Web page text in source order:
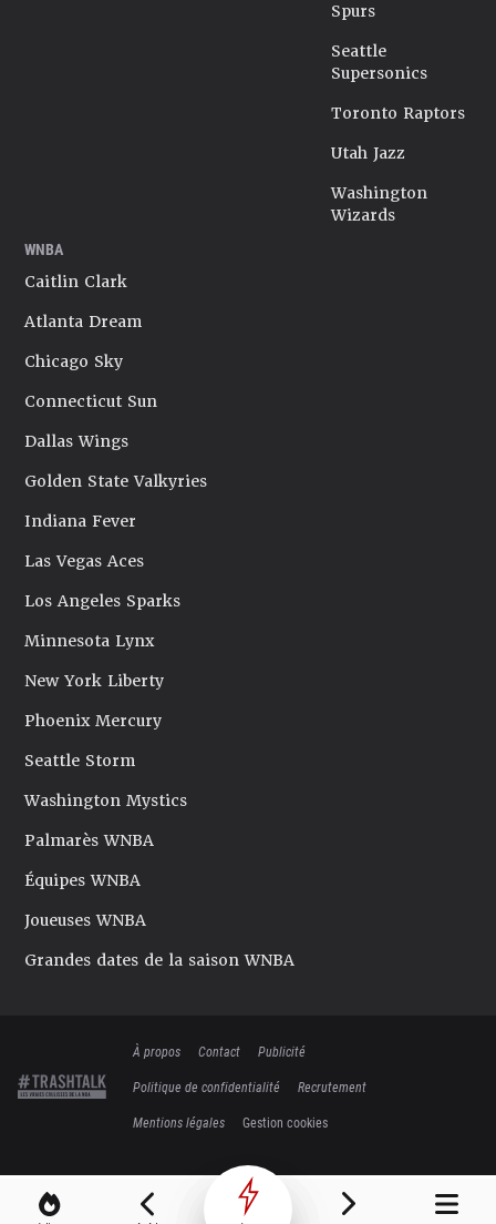
Spurs
Seattle
Supersonics
Toronto Raptors
Utah Jazz
Washington
Wizards
WNBA
Caitlin Clark
Atlanta Dream
Chicago Sky
Connecticut Sun
Dallas Wings
Golden State Valkyries
Indiana Fever
Las Vegas Aces
Los Angeles Sparks
Minnesota Lynx
New York Liberty
Phoenix Mercury
Seattle Storm
Washington Mystics
Palmarès WNBA
Équipes WNBA
Joueuses WNBA
Grandes dates de la saison WNBA
À propos Contact
Publicité
Politique de confidentialité
Recrutement
Mentions légales
Gestion cookies